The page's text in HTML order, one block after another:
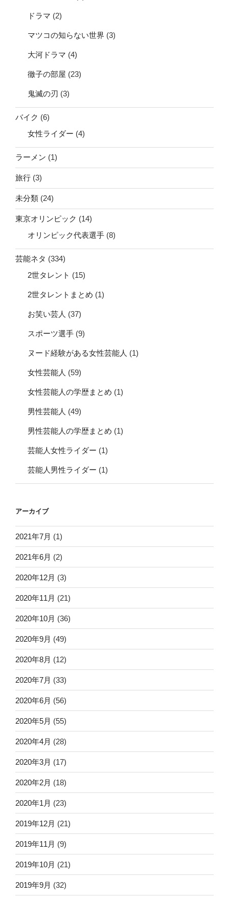
ドラマ (2)
マツコの知らない世界 (3)
大河ドラマ (4)
徹子の部屋 (23)
鬼滅の刃 (3)
バイク (6)
女性ライダー (4)
ラーメン (1)
旅行 (3)
未分類 (24)
東京オリンピック (14)
オリンピック代表選手 (8)
芸能ネタ (334)
2世タレント (15)
2世タレントまとめ (1)
お笑い芸人 (37)
スポーツ選手 (9)
ヌード経験がある女性芸能人 (1)
女性芸能人 (59)
女性芸能人の学歴まとめ (1)
男性芸能人 (49)
男性芸能人の学歴まとめ (1)
芸能人女性ライダー (1)
芸能人男性ライダー (1)
アーカイブ
2021年7月 (1)
2021年6月 (2)
2020年12月 (3)
2020年11月 (21)
2020年10月 (36)
2020年9月 (49)
2020年8月 (12)
2020年7月 (33)
2020年6月 (56)
2020年5月 (55)
2020年4月 (28)
2020年3月 (17)
2020年2月 (18)
2020年1月 (23)
2019年12月 (21)
2019年11月 (9)
2019年10月 (21)
2019年9月 (32)